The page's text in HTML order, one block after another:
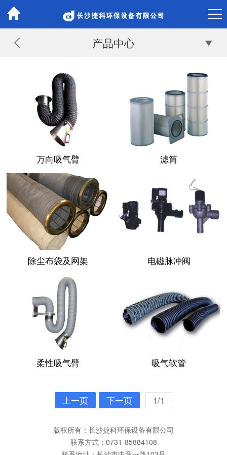
产品中心
万向吸气臂 滤筒
除尘布袋及网架 电磁脉冲阀
柔性吸气臂 吸气软管
上一页 下一页 1/1
版权所有：长沙捷科环保设备有限公司
联系方式：0731-85884108